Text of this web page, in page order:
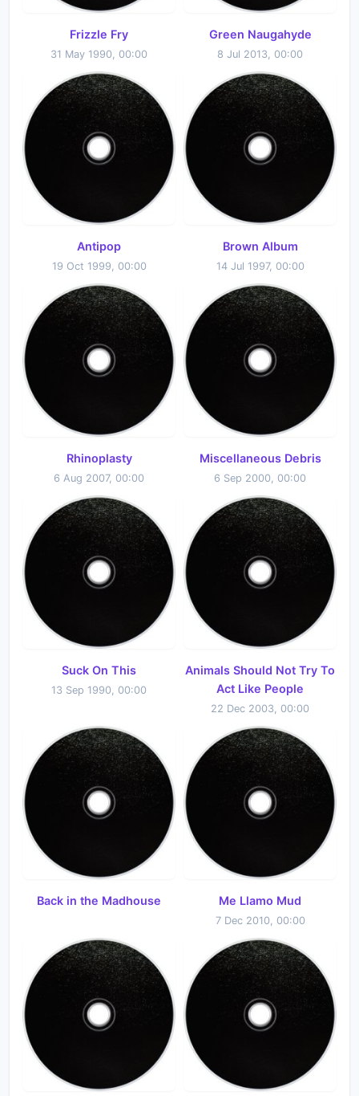
Frizzle Fry
31 May 1990, 00:00
Green Naugahyde
8 Jul 2013, 00:00
Antipop
19 Oct 1999, 00:00
Brown Album
14 Jul 1997, 00:00
Rhinoplasty
6 Aug 2007, 00:00
Miscellaneous Debris
6 Sep 2000, 00:00
Suck On This
13 Sep 1990, 00:00
Animals Should Not Try To
Act Like People
22 Dec 2003, 00:00
Back in the Madhouse Me Llamo Mud
7 Dec 2010, 00:00